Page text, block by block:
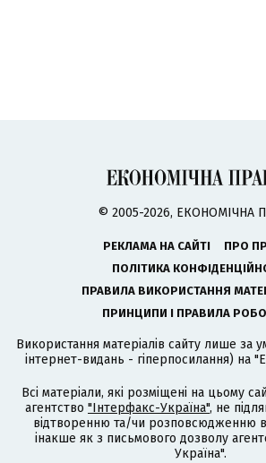
© 2005-2026, ЕКОНОМІЧНА
РЕКЛАМА НА САЙТІ
ПРО
ПОЛІТИКА
ПРАВИЛА ВИКОРИСТАННЯ
ПРИНЦИПИ І ПРАВИЛА
Використання матеріалів сайту лише за
інтернет-видань - гіперпосилання) на
Всі матеріали, які розміщені на цьому
агентство "Інтерфакс-Україна", не
відтворенню та/чи розповсюдженню в
інакше як з письмового дозволу
Україна".